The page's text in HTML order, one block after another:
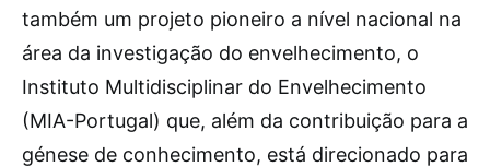
também um projeto pioneiro a nível nacional na
área da investigação do envelhecimento, o
Instituto Multidisciplinar do Envelhecimento
(MIA-Portugal) que, além da contribuição para a
génese de conhecimento, está direcionado para